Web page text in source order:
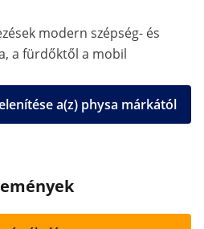
modern szépség- és
a fürdőktől a mobil
a(z) physa márkától